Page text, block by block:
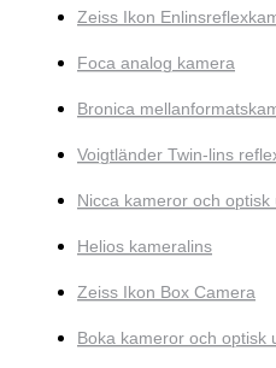
Zeiss Ikon
Foca analog kamera
Bronica
Voigtländer Twin-lins
Nicca kameror och optisk
Helios kameralins
Zeiss Ikon Box Camera
Boka kameror och optisk